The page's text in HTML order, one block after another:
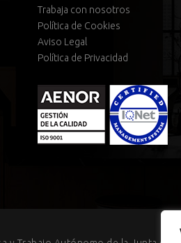
Trabaja con nosotros
Política de Cookies
Aviso Legal
Política de Privacidad